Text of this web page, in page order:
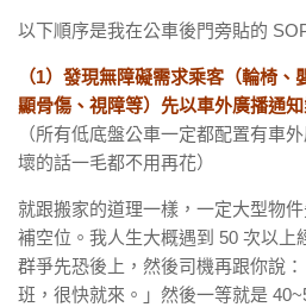
以下順序是我在公車後門旁貼的
（1）發現無障礙需求乘客（輪椅
顯骨傷、視障等）先以車外廣播通
（所有低底盤公車一定都配置有車
壞的話一毛都不用再花）
就跟搬家的道理一樣，一定大型物
補空位。我人生大概遇到 50 次以上
群爭先恐後上，然後司機再跟你說
班，很快就來。」然後一等就是